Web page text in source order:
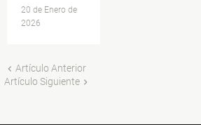
20 de Enero de
2026
Artículo Anterior
Artículo Siguiente